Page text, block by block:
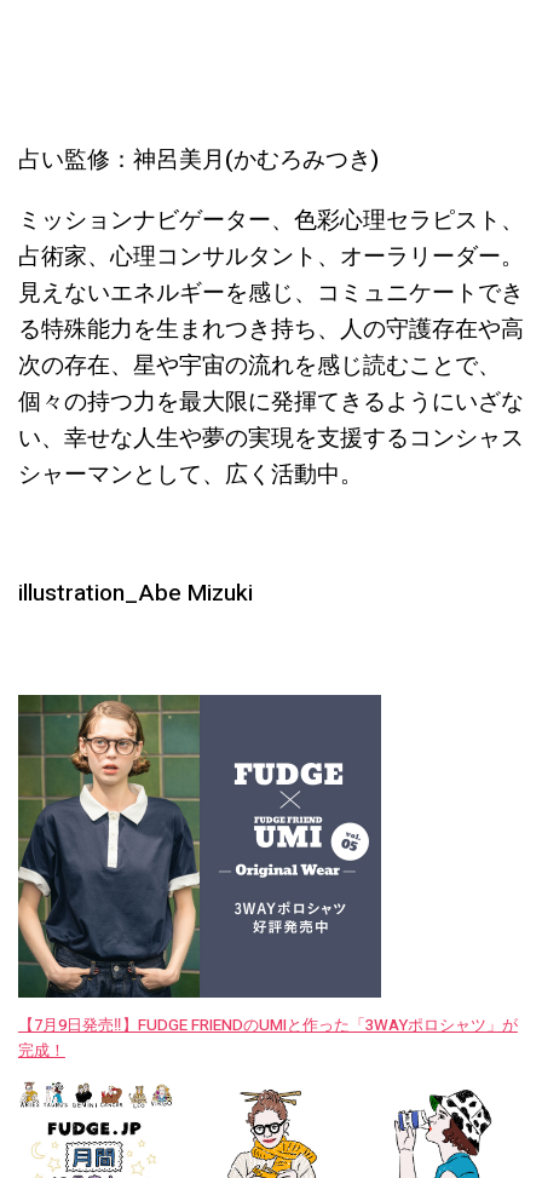
占い監修：神呂美月(かむろみつき)
ミッションナビゲーター、色彩心理セラピスト、
占術家、心理コンサルタント、オーラリーダー。
見えないエネルギーを感じ、コミュニケートでき
る特殊能力を生まれつき持ち、人の守護存在や高
次の存在、星や宇宙の流れを感じ読むことで、
個々の持つ力を最大限に発揮てきるようにいざな
い、幸せな人生や夢の実現を支援するコンシャス
シャーマンとして、広く活動中。
illustration_Abe Mizuki
【7月9日発売‼︎】FUDGE FRIENDのUMIと作った「3WAYポロシャツ」が
完成！